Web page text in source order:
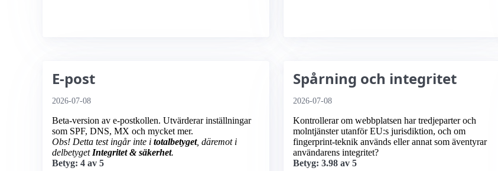
E-post
2026-07-08
Beta-version av e-postkollen. Utvärderar inställningar
som SPF, DNS, MX och mycket mer.
Obs! Detta test ingår inte i totalbetyget, däremot i
delbetyget Integritet & säkerhet.
Betyg: 4 av 5
Spårning och integritet
2026-07-08
Kontrollerar om webbplatsen har tredjeparter och
molntjänster utanför EU:s jurisdiktion, och om
fingerprint-teknik används eller annat som äventyrar
användarens integritet?
Betyg: 3.98 av 5